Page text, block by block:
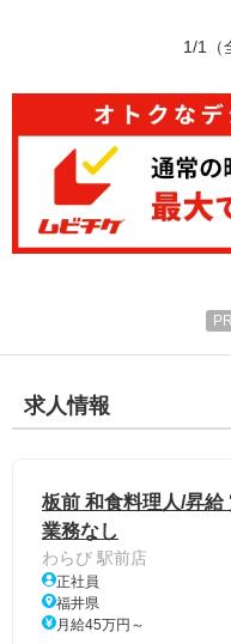
1/1
求人情報
板前 和食料理人/昇給
業務なし
わらび 駅前店
正社員
福井県
月給45万円～